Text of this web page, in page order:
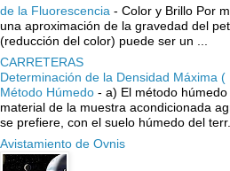
de la Fluorescencia - Color y Brillo Por
una aproximación de la gravedad del
(reducción del color) puede ser un ...
CARRETERAS
Determinación de la Densidad Máxima
Método Húmedo - a) El método
material de la muestra acondicionada
se prefiere, con el suelo húmedo del terr...
Avistamiento de Ovnis